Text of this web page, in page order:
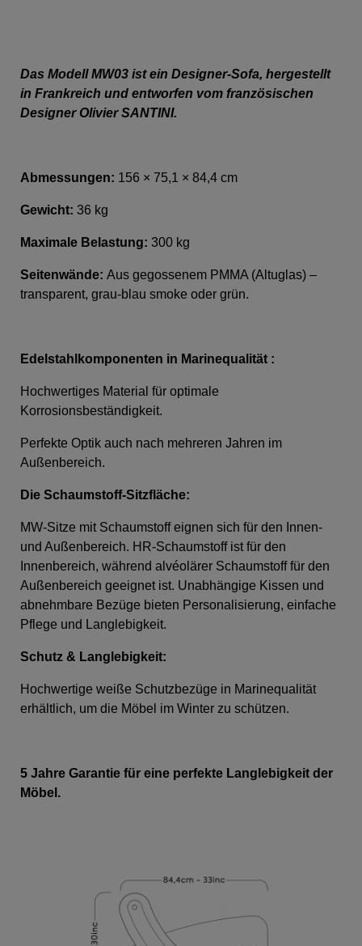
Das Modell MW03 ist ein Designer-Sofa, hergestellt
in Frankreich und entworfen vom französischen
Designer Olivier SANTINI.
Abmessungen: 156 × 75,1 × 84,4 cm
Gewicht: 36 kg
Maximale Belastung: 300 kg
Seitenwände: Aus gegossenem PMMA (Altuglas) –
transparent, grau-blau smoke oder grün.
Edelstahlkomponenten in Marinequalität :
Hochwertiges Material für optimale
Korrosionsbeständigkeit.
Perfekte Optik auch nach mehreren Jahren im
Außenbereich.
Die Schaumstoff-Sitzfläche:
MW-Sitze mit Schaumstoff eignen sich für den Innen-
und Außenbereich. HR-Schaumstoff ist für den
Innenbereich, während alvéolärer Schaumstoff für den
Außenbereich geeignet ist. Unabhängige Kissen und
abnehmbare Bezüge bieten Personalisierung, einfache
Pflege und Langlebigkeit.
Schutz & Langlebigkeit:
Hochwertige weiße Schutzbezüge in Marinequalität
erhältlich, um die Möbel im Winter zu schützen.
5 Jahre Garantie für eine perfekte Langlebigkeit der
Möbel.